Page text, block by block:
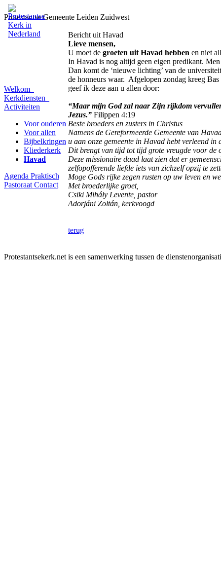
Protestantse Gemeente Leiden Zuidwest
Welkom
Kerkdiensten
Activiteiten
Voor ouderen
Voor allen
Bijbelkringen
Kliederkerk
Havad
Agenda Praktisch
Pastoraat Contact
Bericht uit Havad
Lieve mensen,
U moet de groeten uit Havad hebben en niet
In Havad is nog altijd geen eigen predikant.
Dan komt de ‘nieuwe lichting’ van de
de honneurs waar. Afgelopen zondag kreeg
geef ik deze aan u allen door:
“Maar mijn God zal naar Zijn rijkdom
Jezus.” Filippen 4:19
Beste broeders en zusters in Christus
Namens de Gereformeerde Gemeente van
u aan onze gemeente in Havad hebt verleend
Dit brengt van tijd tot tijd grote vreugde voor de
Deze missionaire daad laat zien dat er
zelfopofferende liefde iets van zichzelf opzij te
Moge Gods rijke zegen rusten op uw leven en
Met broederlijke groet,
Csiki Mihály Levente, pastor
Adorjáni Zoltán, kerkvoogd
terug
Protestantsekerk.net is een samenwerking tussen de